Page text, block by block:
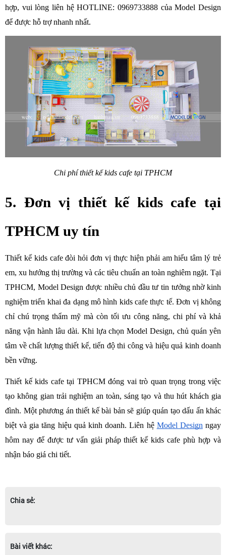
hợp, vui lòng liên hệ HOTLINE: 0969733888 của Model Design
để được hỗ trợ nhanh nhất.
Chi phí thiết kế kids cafe tại TPHCM
5. Đơn vị thiết kế kids cafe tại
TPHCM uy tín
Thiết kế kids cafe đòi hỏi đơn vị thực hiện phải am hiểu tâm lý trẻ
em, xu hướng thị trường và các tiêu chuẩn an toàn nghiêm ngặt. Tại
TPHCM, Model Design được nhiều chủ đầu tư tin tưởng nhờ kinh
nghiệm triển khai đa dạng mô hình kids cafe thực tế. Đơn vị không
chỉ chú trọng thẩm mỹ mà còn tối ưu công năng, chi phí và khả
năng vận hành lâu dài. Khi lựa chọn Model Design, chủ quán yên
tâm về chất lượng thiết kế, tiến độ thi công và hiệu quả kinh doanh
bền vững.
Thiết kế kids cafe tại TPHCM đóng vai trò quan trọng trong việc
tạo không gian trải nghiệm an toàn, sáng tạo và thu hút khách gia
đình. Một phương án thiết kế bài bản sẽ giúp quán tạo dấu ấn khác
biệt và gia tăng hiệu quả kinh doanh. Liên hệ Model Design ngay
hôm nay để được tư vấn giải pháp thiết kế kids cafe phù hợp và
nhận báo giá chi tiết.
Chia sẻ:
Bài viết khác: